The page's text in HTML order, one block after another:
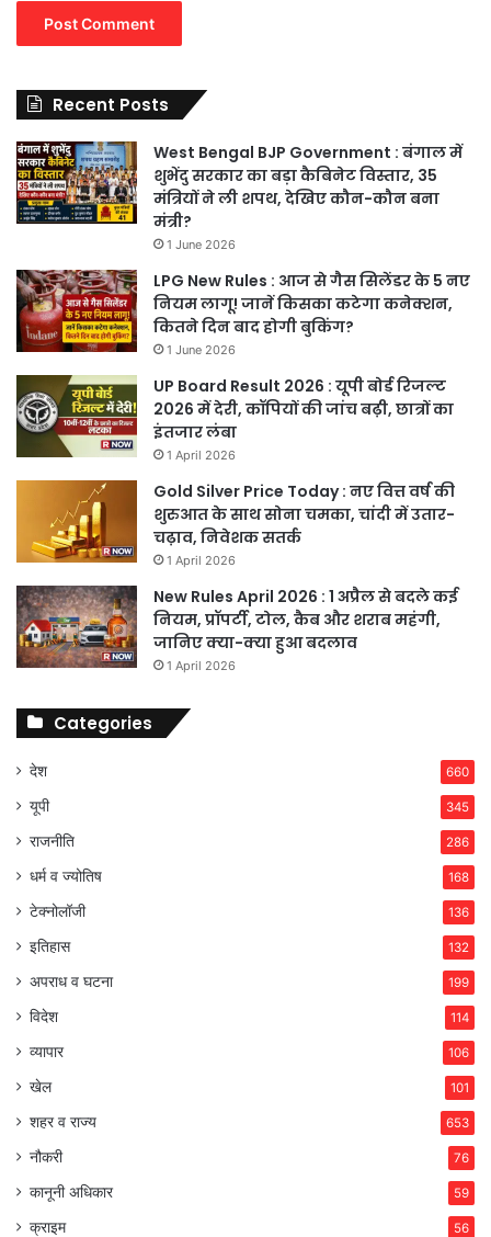
Recent Posts
West Bengal BJP Government : बंगाल में
शुभेंदु सरकार का बड़ा कैबिनेट विस्तार, 35
मंत्रियों ने ली शपथ, देखिए कौन-कौन बना
मंत्री?
1 June 2026
LPG New Rules : आज से गैस सिलेंडर के 5 नए
नियम लागू! जानें किसका कटेगा कनेक्शन,
कितने दिन बाद होगी बुकिंग?
1 June 2026
UP Board Result 2026 : यूपी बोर्ड रिजल्ट
2026 में देरी, कॉपियों की जांच बढ़ी, छात्रों का
इंतजार लंबा
1 April 2026
Gold Silver Price Today : नए वित्त वर्ष की
शुरुआत के साथ सोना चमका, चांदी में उतार-
चढ़ाव, निवेशक सतर्क
1 April 2026
New Rules April 2026 : 1 अप्रैल से बदले कई
नियम, प्रॉपर्टी, टोल, कैब और शराब महंगी,
जानिए क्या-क्या हुआ बदलाव
1 April 2026
Categories
देश 660
यूपी 345
राजनीति 286
धर्म व ज्योतिष 168
टेक्नोलॉजी 136
इतिहास 132
अपराध व घटना 199
विदेश 114
व्यापार 106
खेल 101
शहर व राज्य 653
नौकरी 76
कानूनी अधिकार 59
क्राइम 56